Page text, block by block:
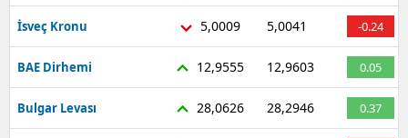
İsveç Kronu 5,0009 5,0041 -0.24
BAE Dirhemi 12,9555 12,9603 0.05
Bulgar Levası 28,0626 28,2946 0.37